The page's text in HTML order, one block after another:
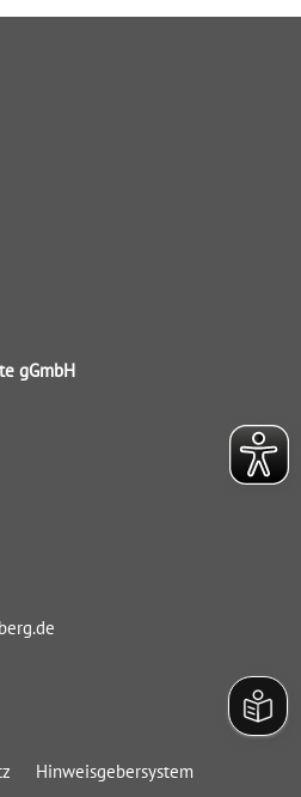
gGmbH
Hinweisgebersystem